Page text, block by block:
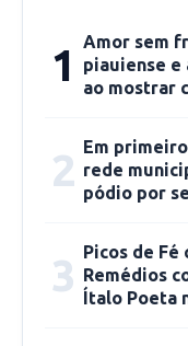
falou da
e outras obras
senador Ciro
chegar a
1
Amor sem
piauiense e
ao mostrar
2 Em primeiro
rede
pódio por
3 Picos de Fé
Remédios
Ítalo Poeta